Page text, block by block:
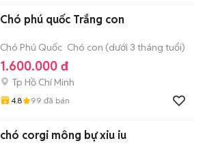
Chó phú quốc Trắng con
Chó Phú Quốc Chó con (dưới 3 tháng tuổi)
1.600.000 đ
Tp Hồ Chí Minh
4.8 99 đã bán
chó corgi mông bự xiu iu